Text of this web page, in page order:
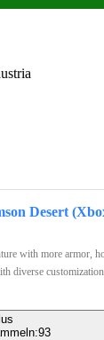
with more armor,
diverse
93